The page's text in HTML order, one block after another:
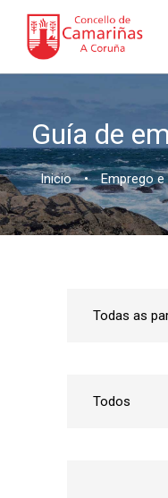
Guía de
Inicio • Emprego